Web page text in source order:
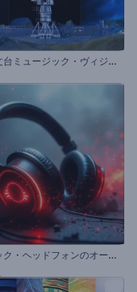
宇
宙天文台ミュージック・ヴィジュアライザー
リ
ズミック・ヘッドフォンのオーディオ・ビジュアライザー